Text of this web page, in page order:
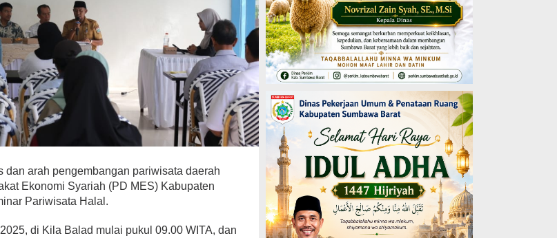
arah pengembangan pariwisata daerah
Ekonomi Syariah (PD MES) Kabupaten
Pariwisata Halal.
di Kila Balad mulai pukul 09.00 WITA, dan